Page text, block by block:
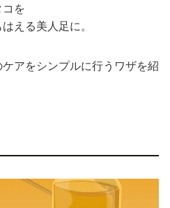
を
える美人足に。
アをシンプルに行うワザを紹